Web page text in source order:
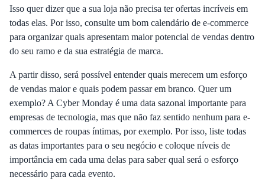
Isso quer dizer que a sua loja não precisa ter ofertas incríveis em
todas elas. Por isso, consulte um bom calendário de e-commerce
para organizar quais apresentam maior potencial de vendas dentro
do seu ramo e da sua estratégia de marca.
A partir disso, será possível entender quais merecem um esforço
de vendas maior e quais podem passar em branco. Quer um
exemplo? A Cyber Monday é uma data sazonal importante para
empresas de tecnologia, mas que não faz sentido nenhum para e-
commerces de roupas íntimas, por exemplo. Por isso, liste todas
as datas importantes para o seu negócio e coloque níveis de
importância em cada uma delas para saber qual será o esforço
necessário para cada evento.